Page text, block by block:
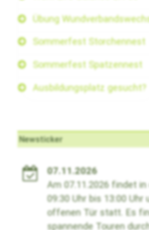
Übung
Sommerfest Storchennest
Sommerfest Spatzennest
Ausbildungsplatz gesucht?
Newsticker
07.11.2026
Am 07.11.2026 findet
09:30 Uhr bis 13:00 Uhr
offenen Tür statt. Es
spannende Touren